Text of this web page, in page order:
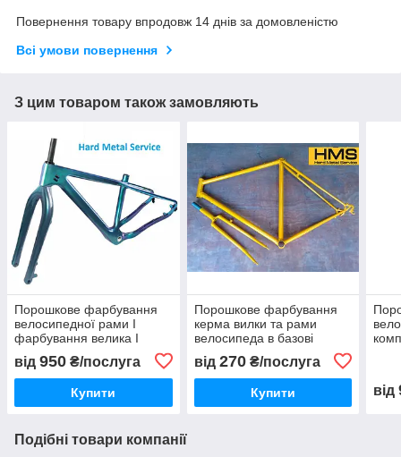
Повернення товару впродовж 14 днів за домовленістю
Всі умови повернення
З цим товаром також замовляють
Порошкове фарбування
велосипедної рами I
фарбування велика I
поверхня фарби глянець
або матова
від 950 ₴/послуга
Купити
Порошкове фарбування
керма вилки та рами
велосипеда в базові
кольори — поверхня на
вибір: глянець або матова
від 270₴/послуга
Купити від
Подібні товари компанії